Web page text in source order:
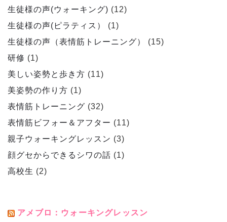
生徒様の声(ウォーキング) (12)
生徒様の声(ピラティス）
(1)
生徒様の声（表情筋トレーニング）
(15)
研修 (1)
美しい姿勢と歩き方 (11)
美姿勢の作り方 (1)
表情筋トレーニング (32)
表情筋ビフォー＆アフター (11)
親子ウォーキングレッスン (3)
顔グセからできるシワの話 (1)
高校生 (2)
アメブロ：ウォーキングレッスン